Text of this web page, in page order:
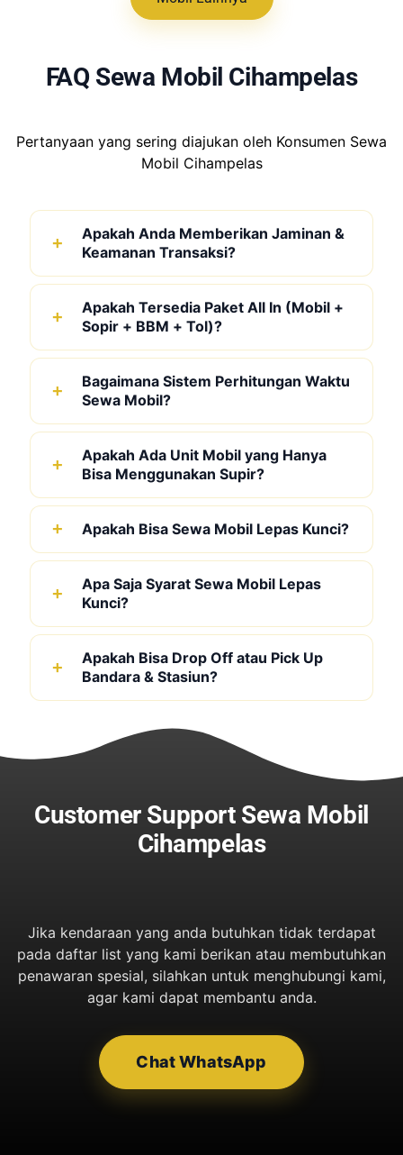
FAQ Sewa Mobil Cihampelas
Pertanyaan yang sering diajukan oleh Konsumen Sewa
Mobil Cihampelas
Apakah Anda Memberikan Jaminan &
Keamanan Transaksi?
Apakah Tersedia Paket All In (Mobil +
Sopir + BBM + Tol)?
Bagaimana Sistem Perhitungan Waktu
Sewa Mobil?
Apakah Ada Unit Mobil yang Hanya
Bisa Menggunakan Supir?
Apakah Bisa Sewa Mobil Lepas Kunci?
Apa Saja Syarat Sewa Mobil Lepas
Kunci?
Apakah Bisa Drop Off atau Pick Up
Bandara & Stasiun?
Customer Support Sewa Mobil
Cihampelas
Jika kendaraan yang anda butuhkan tidak terdapat
pada daftar list yang kami berikan atau membutuhkan
penawaran spesial, silahkan untuk menghubungi kami,
agar kami dapat membantu anda.
Chat WhatsApp